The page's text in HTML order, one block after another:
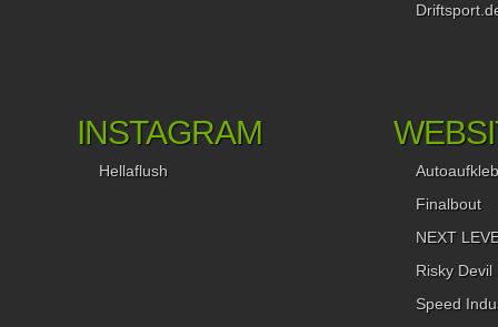
können jedem empfehlen auch mal vorbei zu schauen, falls
Abstecher zu diesem Tuner fest eingeplant ist. Robert
INSTAGRAM
Hellaflush
Finalbout
NEXT
Risky Devil
Speed